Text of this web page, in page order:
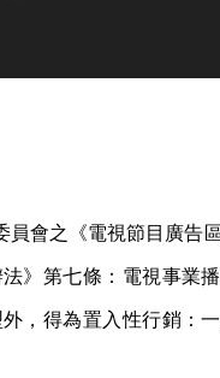
員會之《電視節目廣告
》第七條：電視事業
，得為置入性行銷：一